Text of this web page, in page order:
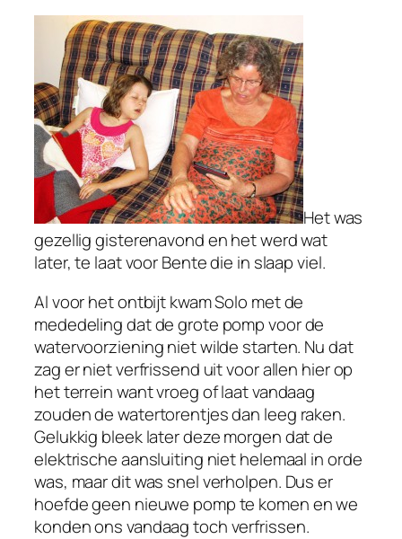
Het was
gezellig gisterenavond en het werd wat
later, te laat voor Bente die in slaap viel.
Al voor het ontbijt kwam Solo met de
mededeling dat de grote pomp voor de
watervoorziening niet wilde starten. Nu dat
zag er niet verfrissend uit voor allen hier op
het terrein want vroeg of laat vandaag
zouden de watertorentjes dan leeg raken.
Gelukkig bleek later deze morgen dat de
elektrische aansluiting niet helemaal in orde
was, maar dit was snel verholpen. Dus er
hoefde geen nieuwe pomp te komen en we
konden ons vandaag toch verfrissen.